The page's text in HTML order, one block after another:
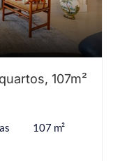
107m²
107 m²